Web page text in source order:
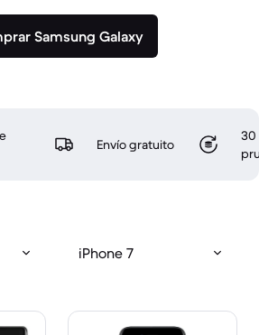
Samsung Galaxy
Envío gratuito
30
iPhone 7